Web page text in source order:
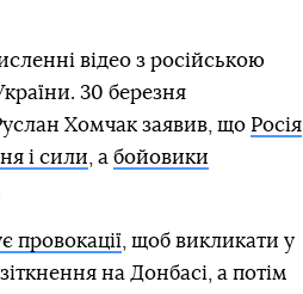
відео з російською
30 березня
Хомчак заявив, що Росія
і сили , а бойовики
провокації , щоб викликати у
на Донбасі, а потім